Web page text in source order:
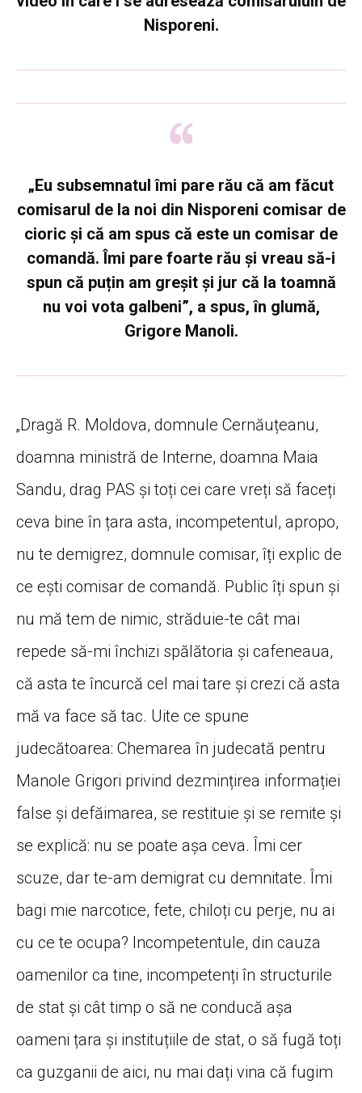
Nisporeni.
„Eu subsemnatul îmi pare rău că am făcut
comisarul de la noi din Nisporeni comisar de
cioric și că am spus că este un comisar de
comandă. Îmi pare foarte rău și vreau să-i
spun că puțin am greșit și jur că la toamnă
nu voi vota galbeni”, a spus, în glumă,
Grigore Manoli.
„Dragă R. Moldova, domnule Cernăuțeanu,
doamna ministră de Interne, doamna Maia
Sandu, drag PAS și toți cei care vreți să faceți
ceva bine în țara asta, incompetentul, apropo,
nu te demigrez, domnule comisar, îți explic de
ce ești comisar de comandă. Public îți spun și
nu mă tem de nimic, străduie-te cât mai
repede să-mi închizi spălătoria și cafeneaua,
că asta te încurcă cel mai tare și crezi că asta
mă va face să tac. Uite ce spune
judecătoarea: Chemarea în judecată pentru
Manole Grigori privind dezmințirea informației
false și defăimarea, se restituie și se remite și
se explică: nu se poate așa ceva. Îmi cer
scuze, dar te-am demigrat cu demnitate. Îmi
bagi mie narcotice, fete, chiloți cu perje, nu ai
cu ce te ocupa? Incompetentule, din cauza
oamenilor ca tine, incompetenți în structurile
de stat și cât timp o să ne conducă așa
oameni țara și instituțiile de stat, o să fugă toți
ca guzganii de aici, nu mai dați vina că fugim